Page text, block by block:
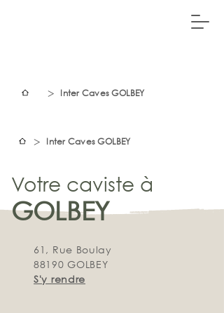
> Inter Caves GOLBEY
> Inter Caves GOLBEY
61, Rue Boulay
88190 GOLBEY
S'y rendre
Votre caviste à
GOLBEY